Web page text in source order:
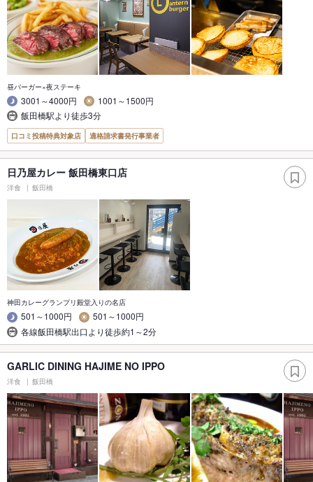
昼バーガー×夜ステーキ
3001～4000円
1001～1500円
飯田橋駅より徒歩3分
口コミ投稿特典対象店 適格請求書発行事業者
日乃屋カレー 飯田橋東口店
洋食 飯田橋
神田カレーグランプリ殿堂入りの名店
501～1000円
501～1000円
各線飯田橋駅出口より徒歩約1～2分
GARLIC DINING HAJIME NO IPPO
洋食 飯田橋